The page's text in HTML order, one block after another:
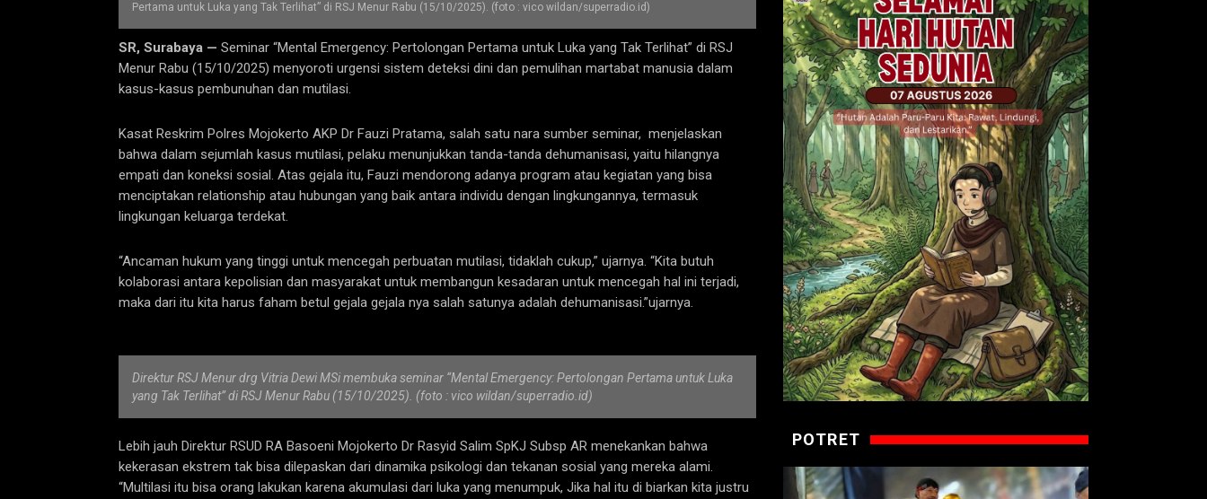
Pertama untuk Luka yang Tak Terlihat” di RSJ Menur Rabu (15/10/2025). (foto : vico wildan/superradio.id)
SR, Surabaya — Seminar “Mental Emergency: Pertolongan Pertama untuk Luka yang Tak Terlihat” di RSJ
Menur Rabu (15/10/2025) menyoroti urgensi sistem deteksi dini dan pemulihan martabat manusia dalam
kasus-kasus pembunuhan dan mutilasi.
Kasat Reskrim Polres Mojokerto AKP Dr Fauzi Pratama, salah satu nara sumber seminar, menjelaskan
bahwa dalam sejumlah kasus mutilasi, pelaku menunjukkan tanda-tanda dehumanisasi, yaitu hilangnya
empati dan koneksi sosial. Atas gejala itu, Fauzi mendorong adanya program atau kegiatan yang bisa
menciptakan relationship atau hubungan yang baik antara individu dengan lingkungannya, termasuk
lingkungan keluarga terdekat.
“Ancaman hukum yang tinggi untuk mencegah perbuatan mutilasi, tidaklah cukup,” ujarnya. “Kita butuh
kolaborasi antara kepolisian dan masyarakat untuk membangun kesadaran untuk mencegah hal ini terjadi,
maka dari itu kita harus faham betul gejala gejala nya salah satunya adalah dehumanisasi.”ujarnya.
Direktur RSJ Menur drg Vitria Dewi MSi membuka seminar “Mental Emergency: Pertolongan Pertama untuk Luka
yang Tak Terlihat” di RSJ Menur Rabu (15/10/2025). (foto : vico wildan/superradio.id)
Lebih jauh Direktur RSUD RA Basoeni Mojokerto Dr Rasyid Salim SpKJ Subsp AR menekankan bahwa
kekerasan ekstrem tak bisa dilepaskan dari dinamika psikologi dan tekanan sosial yang mereka alami.
“Multilasi itu bisa orang lakukan karena akumulasi dari luka yang menumpuk, Jika hal itu di biarkan kita justru
POTRET